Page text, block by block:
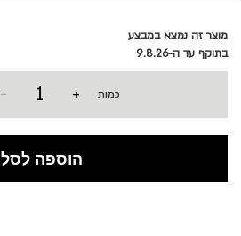
מוצר זה נמצא במבצע
בתוקף עד ה-9.8.26
כמות +
-
הוספה לסל